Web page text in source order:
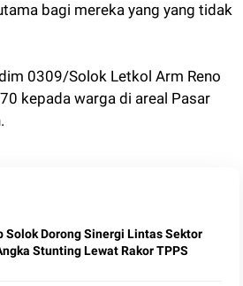
bagi mereka yang yang tidak
0309/Solok Letkol Arm Reno
kepada warga di areal Pasar
Solok Dorong Sinergi Lintas Sektor
Stunting Lewat Rakor TPPS